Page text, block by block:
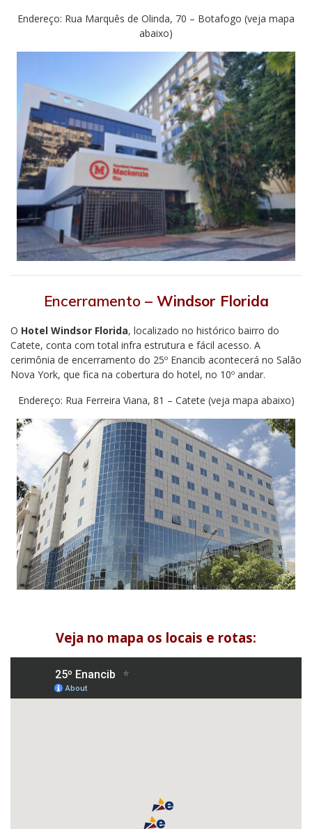
Endereço: Rua Marquês de Olinda, 70 – Botafogo (veja mapa
abaixo)
Encerramento – Windsor Florida
O Hotel Windsor Florida, localizado no histórico bairro do
Catete, conta com total infra estrutura e fácil acesso. A
cerimônia de encerramento do 25º Enancib acontecerá no Salão
Nova York, que fica na cobertura do hotel, no 10º andar.
Endereço: Rua Ferreira Viana, 81 – Catete (veja mapa abaixo)
Veja no mapa os locais e rotas: